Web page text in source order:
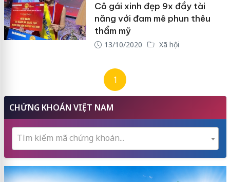
Cô gái xinh đẹp 9x đầy tài
năng với đam mê phun thêu
thẩm mỹ
13/10/2020 Xã hội
1
CHỨNG KHOÁN VIỆT NAM
Tìm kiếm mã chứng khoán...